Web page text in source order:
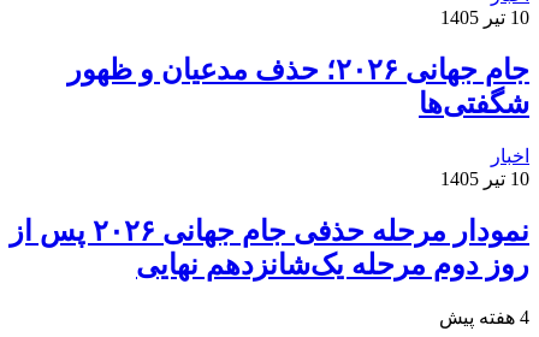
10 تیر 1405
جام جهانی ۲۰۲۶؛ حذف مدعیان و ظهور
شگفتی‌ها
اخبار
10 تیر 1405
نمودار مرحله حذفی جام جهانی ۲۰۲۶ پس از
روز دوم مرحله یک‌شانزدهم نهایی
4 هفته پیش